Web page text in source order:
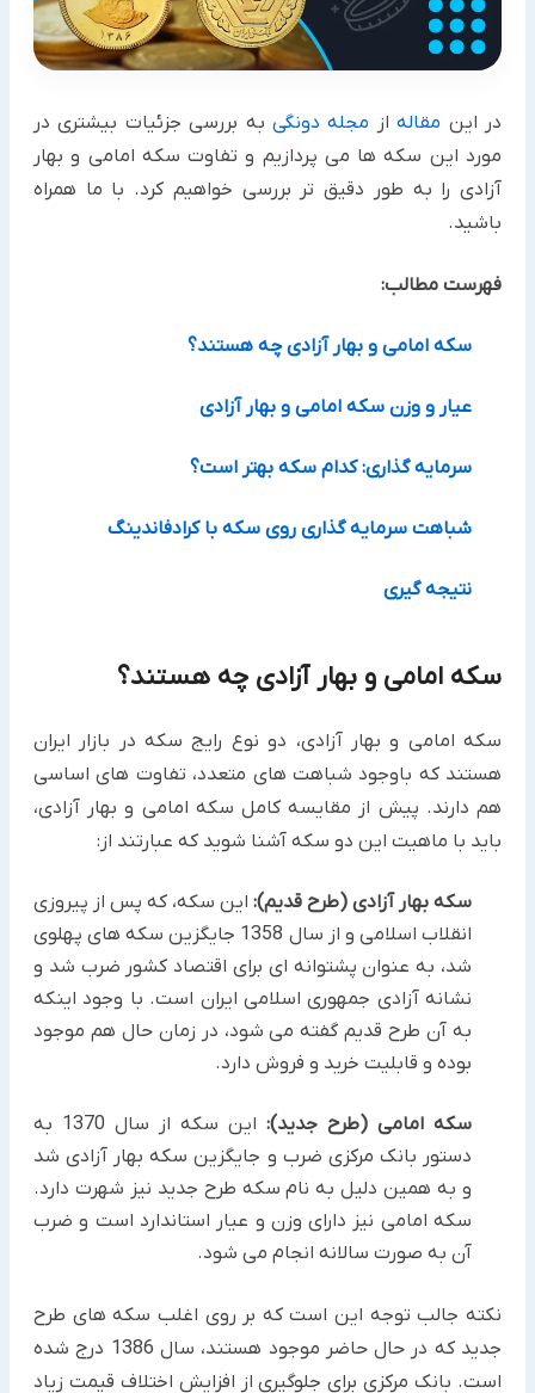
در این مقالهاز مجله دونگی به بررسی جزئیات بیشتری در
مورد این سکه ها می پردازیم و تفاوت سکه امامی و بهار
آزادی را به طور دقیق تر بررسی خواهیم کرد. با ما همراه
باشید.
فهرست مطالب:
سکه امامی و بهار آزادی چه هستند؟
عیار و وزن سکه امامی و بهار آزادی
سرمایه گذاری: کدام سکه بهتر است؟
شباهت سرمایه گذاری روی سکه با کرادفاندینگ
نتیجه گیری
سکه امامی و بهار آزادی چه هستند؟
سکه امامی و بهار آزادی، دو نوع رایج سکه در بازار ایران
هستند که باوجود شباهت های متعدد، تفاوت های اساسی
هم دارند. پیش از مقایسه کامل سکه امامی و بهار آزادی،
باید با ماهیت این دو سکه آشنا شوید که عبارتند از:
سکه بهار آزادی (طرح قدیم): این سکه، که پس از پیروزی
انقلاب اسلامی و از سال 1358 جایگزین سکه های پهلوی
شد، به عنوان پشتوانه ای برای اقتصاد کشور ضرب شد و
نشانه آزادی جمهوری اسلامی ایران است. با وجود اینکه
به آن طرح قدیم گفته می شود، در زمان حال هم موجود
بوده و قابلیت خرید و فروش دارد.
سکه امامی (طرح جدید):
این سکه از سال 1370 به
دستور بانک مرکزی ضرب و جایگزین سکه بهار آزادی شد
و به همین دلیل به نام سکه طرح جدید نیز شهرت دارد.
سکه امامی نیز دارای وزن و عیار استاندارد است و ضرب
آن به صورت سالانه انجام می شود.
نکته جالب توجه این است که بر روی اغلب سکه های طرح
جدید که در حال حاضر موجود هستند، سال 1386 درج شده
است. بانک مرکزی برای جلوگیری از افزایش اختلاف قیمت زیاد